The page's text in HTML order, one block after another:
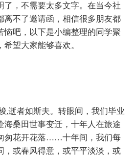
了，不需要太多文字。在当今社
离不了邀请函，相信很多朋友都
恼吧，以下是小编整理的同学聚
望大家能够喜欢。
,逝者如斯夫。转眼间，我们毕业
海桑田世事变迁，十年人在旅途
匆花开花落……十年间，我们每
，或春风得意，或平平淡淡，或